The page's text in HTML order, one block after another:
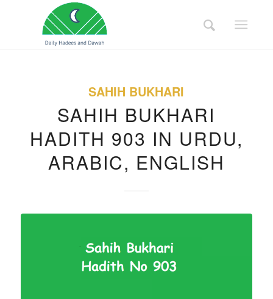
SAHIH BUKHARI
SAHIH BUKHARI
HADITH 903 IN URDU,
ARABIC, ENGLISH